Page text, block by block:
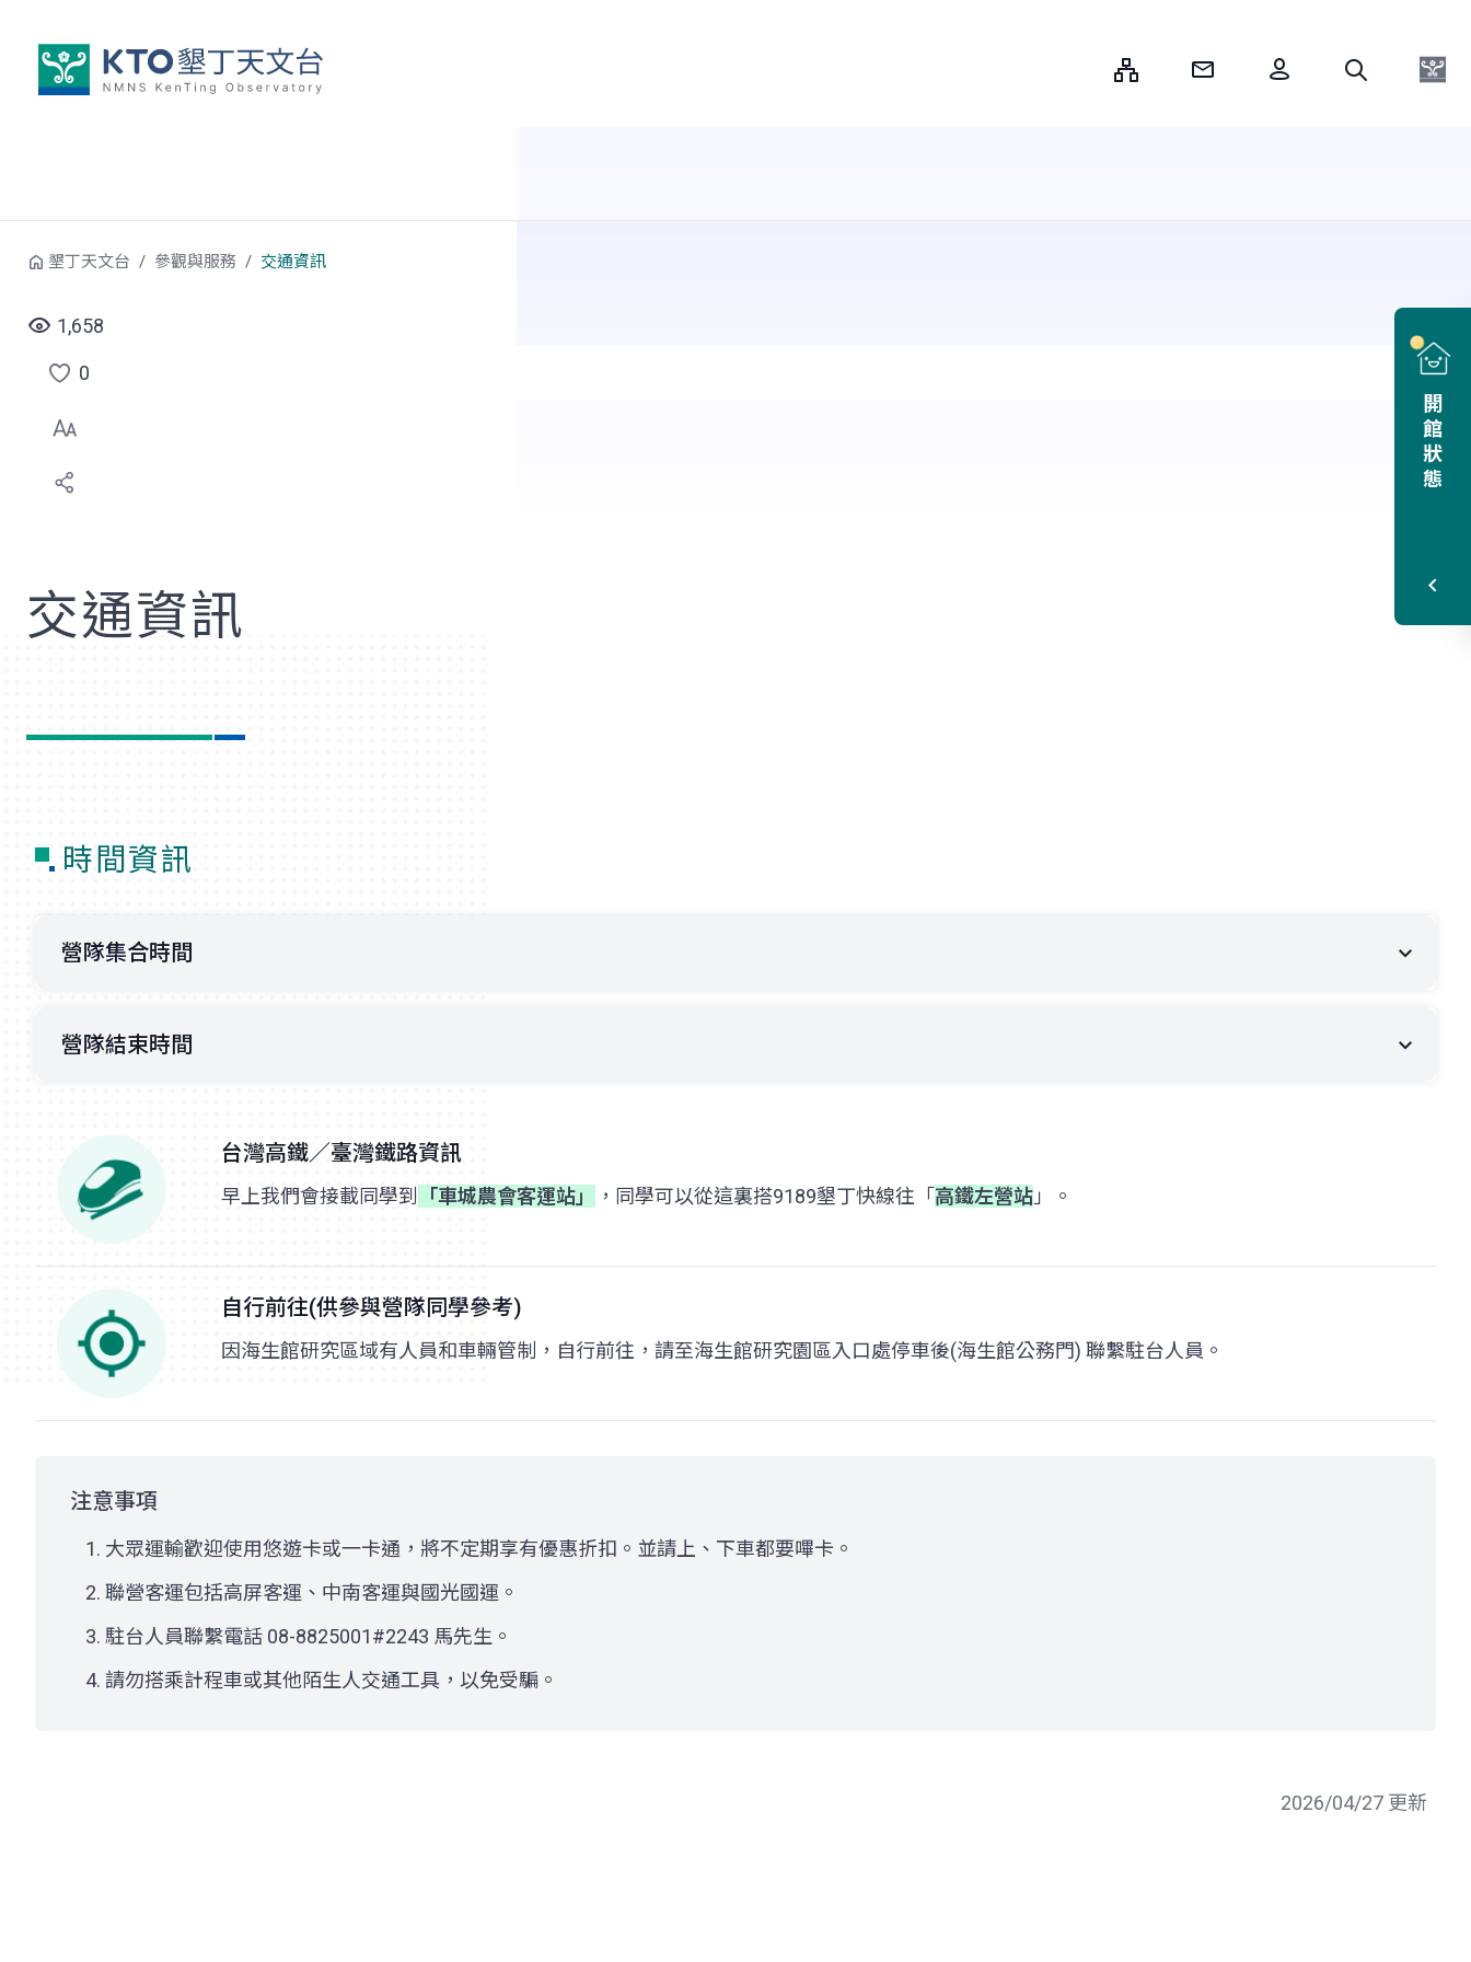
開館狀態
墾丁天文台 參觀與服務 交通資訊
1,658
點
選
喜
0
交通資訊
時間資訊
營隊集合時間
營隊結束時間
台灣高鐵／臺灣鐵路資訊
早上我們會接載同學到 「車城農會客運站」 ，同學可以從這裏搭9189墾丁快線往「 高鐵左營站 」。
自行前往(供參與營隊同學參考)
因海生館研究區域有人員和車輛管制，自行前往，請至海生館研究園區入口處停車後(海生館公務門) 聯繫駐台人員。
注意事項
大眾運輸歡迎使用悠遊卡或一卡通，將不定期享有優惠折扣。並請上、下車都要嗶卡。
聯營客運包括高屏客運、中南客運與國光國運。
駐台人員聯繫電話 08-8825001#2243 馬先生。
請勿搭乘計程車或其他陌生人交通工具，以免受騙。
2026/04/27 更新